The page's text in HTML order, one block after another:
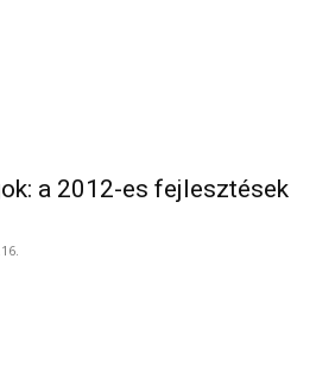
a 2012-es fejlesztések